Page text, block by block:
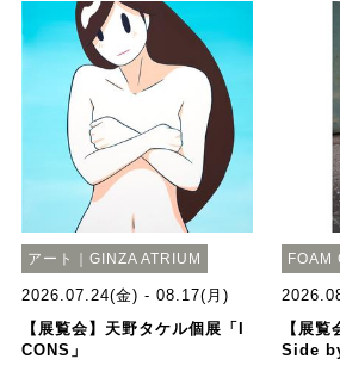
アート｜GINZA ATRIUM
2026.07.24(金) - 08.17(月)
【展覧会】天野タケル個展「I
CONS」
FOAM
【展
Side